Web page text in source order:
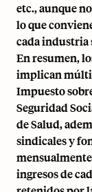
etc., aunque
lo que
cada industria
En resumen,
implican
Impuesto
Seguridad
de Salud,
sindicales y
ingresos de